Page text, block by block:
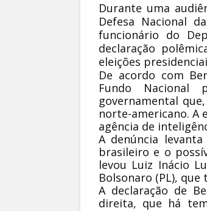
Durante uma
Defesa Nacional
funcionário do
declaração
eleições
De acordo com
Fundo Nacional
governamental
norte-americano. A
agência de
A denúncia
brasileiro e o
levou Luiz Inácio
Bolsonaro (PL), que
A declaração de
direita, que há